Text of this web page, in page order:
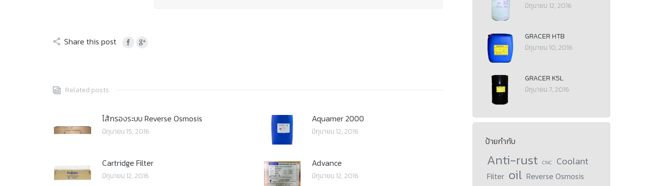
Share this post
Related posts
ไส้กรองระบบ Reverse Osmosis
มิถุนายน 15, 2016
Aquamer 2000
มิถุนายน 12, 2016
Cartridge Filter
มิถุนายน 12, 2016
Advance
มิถุนายน 12, 2016
มิถุนายน 12, 2016
GRACER HTB
มิถุนายน 10, 2016
GRACER K5L
มิถุนายน 7, 2016
ป้ายกำกับ
Anti-rust CNC Coolant
Filter oil Reverse Osmosis